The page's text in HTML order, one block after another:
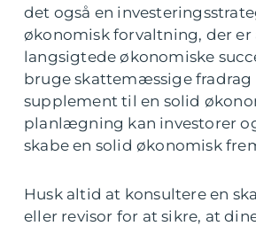
det også en
økonomisk forvaltning, der
langsigtede økonomiske
bruge skattemæssige fradrag
supplement til en solid
planlægning kan investorer
skabe en solid økonomisk
Husk altid at konsultere en
eller revisor for at sikre, at